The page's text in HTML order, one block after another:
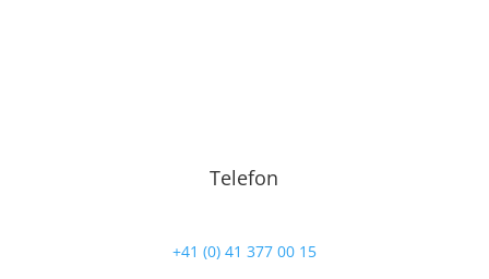
Telefon
+41 (0) 41 377 00 15